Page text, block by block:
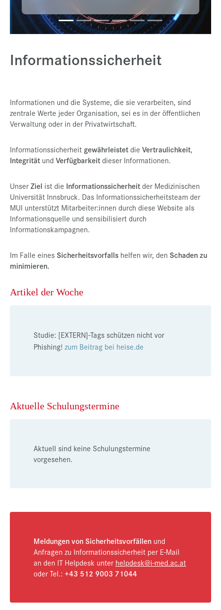
Presse
Jobs
Datenschutz
de |en
Informationssicherheit
Informationen und die Systeme, die sie verarbeiten, sind
zentrale Werte jeder Organisation, sei es in der öffentlichen
Verwaltung oder in der Privatwirtschaft.
Informationssicherheit gewährleistetdie Vertraulichkeit,
Integrität und Verfügbarkeitdieser Informationen.
UnserZiel ist die Informationssicherheitder Medizinischen
Universität Innsbruck. Das Informationssicherheitsteam der
MUI unterstützt Mitarbeiter:innen durch diese Website als
Informationsquelle und sensibilisiert durch
Informationskampagnen.
Im Falle einesSicherheitsvorfalls helfen wir, den Schaden zu
minimieren.
Artikel der Woche
Studie: [EXTERN]-Tags schützen nicht vor
Phishing! zum Beitrag bei heise.de
Aktuelle Schulungstermine
Aktuell sind keine Schulungstermine
vorgesehen.
Meldungen von Sicherheitsvorfällen und
Anfragen zu Informationssicherheit per E-Mail
an den IT Helpdesk unter helpdesk@i-med.ac.at
oder Tel.: +43 512 9003 71044